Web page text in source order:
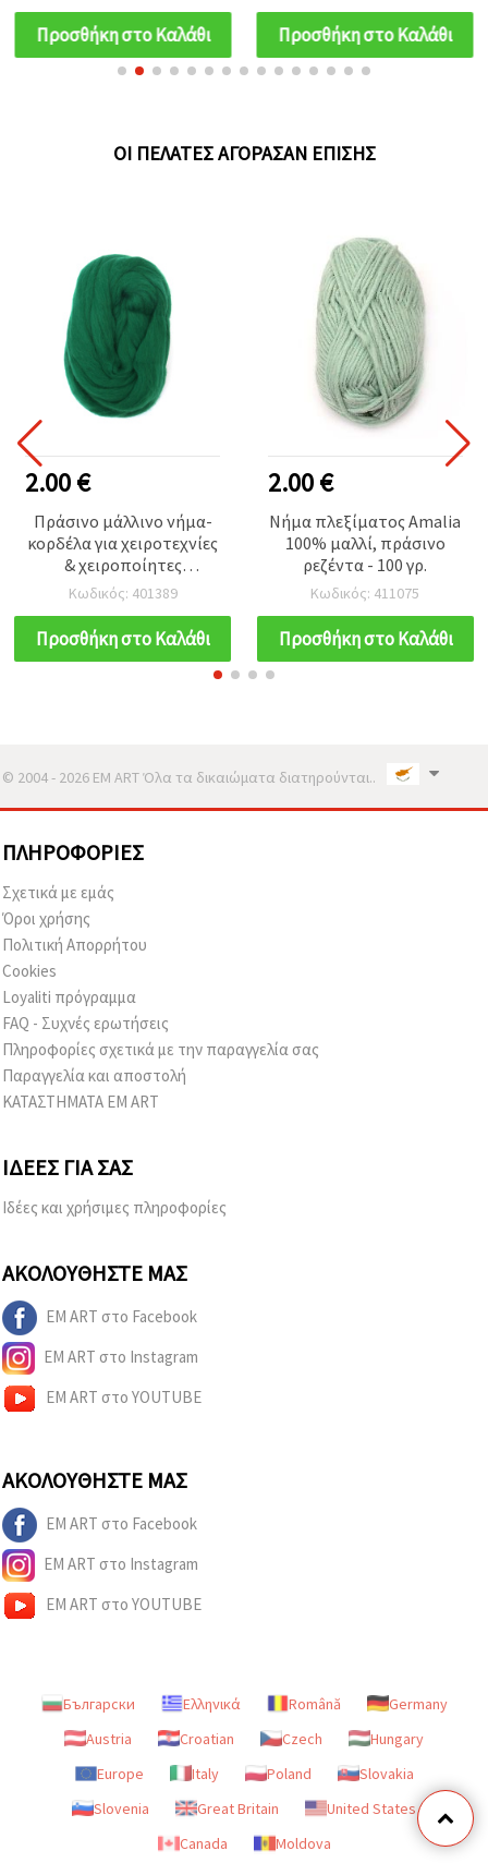
Προσθήκη στο Καλάθι Προσθήκη στο Καλάθι
ΟΙ ΠΕΛΆΤΕΣ ΑΓΌΡΑΣΑΝ ΕΠΊΣΗΣ
2.00 €
Πράσινο μάλλινο νήμα-
κορδέλα για χειροτεχνίες
& χειροποίητες
κατασκευές, 100 γρ - 4 μ
Κωδικός: 401389
Προσθήκη στο Καλάθι
2.00 €
Νήμα πλεξίματος Amalia
100% μαλλί, πράσινο
ρεζέντα - 100 γρ.
Κωδικός: 411075
Προσθήκη στο Καλάθι
© 2004 - 2026 EM ART Όλα τα δικαιώματα διατηρούνται..
ΠΛΗΡΟΦΟΡΊΕΣ
Σχετικά με εμάς
Όροι χρήσης
Πολιτική Απορρήτου
Cookies
Loyaliti πρόγραμμα
FAQ - Συχνές ερωτήσεις
Πληροφορίες σχετικά με την παραγγελία σας
Παραγγελία και αποστολή
ΚΑΤΑΣΤΗΜΑΤΑ EM ART
ΙΔΈΕΣ ΓΙΑ ΣΑΣ
Ιδέες και χρήσιμες πληροφορίες
ΑΚΟΛΟΥΘΉΣΤΕ ΜΑΣ
EM ART στο Facebook
EM ART στο Instagram
EM ART στο YOUTUBE
ΑΚΟΛΟΥΘΉΣΤΕ ΜΑΣ
EM ART στο Facebook
EM ART στο Instagram
EM ART στο YOUTUBE
Български Ελληνικά Română
Germany
Austria
Croatian Czech
Hungary
Europe
Italy Poland
Slovakia
Slovenia
Great Britain
United States
Canada
Moldova